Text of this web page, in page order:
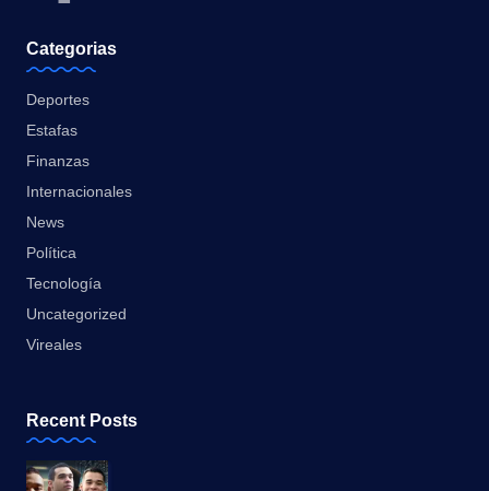
Categorias
Deportes
Estafas
Finanzas
Internacionales
News
Política
Tecnología
Uncategorized
Vireales
Recent Posts